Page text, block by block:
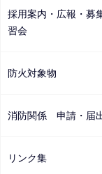
採用案内・広報・募
習会
防火対象物
消防関係 申請・届
リンク集